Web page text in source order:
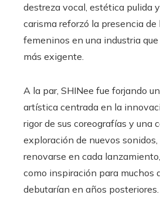
destreza vocal, estética pulida
carisma reforzó la presencia de
femeninos en una industria
más exigente.
A la par, SHINee fue forjando
artística centrada en la
rigor de sus coreografías y una
exploración de nuevos sonidos,
renovarse en cada
como inspiración para muchos
debutarían en años posteriores.